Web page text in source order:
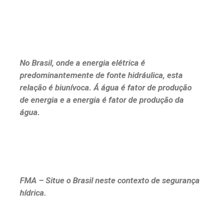
No Brasil, onde a energia elétrica é
predominantemente de fonte hidráulica, esta
relação é biunívoca. Á água é fator de produção
de energia e a energia é fator de produção da
água.
FMA – Situe o Brasil neste contexto de segurança
hídrica.